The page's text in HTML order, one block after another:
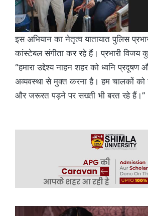
इस अभियान का नेतृत्व यातायात पुलिस
कांस्टेबल संगीता कर रहे हैं। प्रभारी विजय
“हमारा उद्देश्य नाहन शहर को ध्वनि प्रदूषण
अव्यवस्था से मुक्त करना है। हम चालकों
और जरूरत पड़ने पर सख्ती भी बरत रहे हैं।”